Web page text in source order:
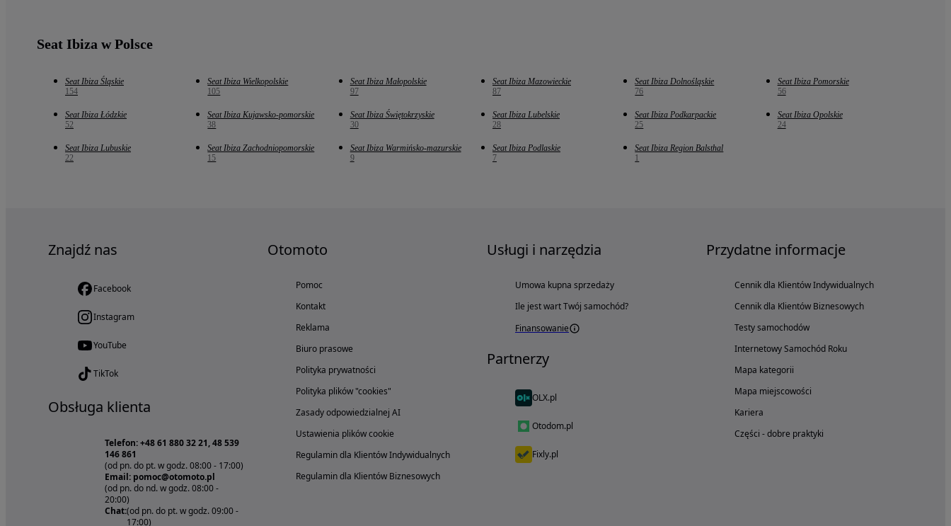
Seat Ibiza w Polsce
Seat Ibiza Śląskie
154
Seat Ibiza Wielkopolskie
105
Seat Ibiza Małopolskie
97
Seat Ibiza Mazowieckie
87
Seat Ibiza Dolnośląskie
76
Seat Ibiza Pomorskie
56
Seat Ibiza Łódzkie
52
Seat Ibiza Kujawsko-pomorskie
38
Seat Ibiza Świętokrzyskie
30
Seat Ibiza Lubelskie
28
Seat Ibiza Podkarpackie
25
Seat Ibiza Opolskie
24
Seat Ibiza Lubuskie
22
Seat Ibiza Zachodniopomorskie
15
Seat Ibiza Warmińsko-mazurskie
9
Seat Ibiza Podlaskie
7
Seat Ibiza Region Balsthal
1
Znajdź nas
Facebook
Instagram
YouTube
TikTok
Obsługa klienta
Telefon: +48 61 880 32 21, 48 539
146 861
(od pn. do pt. w godz. 08:00 - 17:00)
Email: pomoc@otomoto.pl
(od pn. do nd. w godz. 08:00 -
20:00)
Chat:(od pn. do pt. w godz. 09:00 -
17:00)
Otomoto
Pomoc
Kontakt
Reklama
Biuro prasowe
Polityka prywatności
Polityka plików "cookies"
Zasady odpowiedzialnej AI
Ustawienia plików cookie
Regulamin dla Klientów Indywidualnych
Regulamin dla Klientów Biznesowych
Usługi i narzędzia
Umowa kupna sprzedaży
Ile jest wart Twój samochód?
Finansowanie
Partnerzy
OLX.pl
Otodom.pl
Fixly.pl
Przydatne informacje
Cennik dla Klientów Indywidualnych
Cennik dla Klientów Biznesowych
Testy samochodów
Internetowy Samochód Roku
Mapa kategorii
Mapa miejscowości
Kariera
Części - dobre praktyki